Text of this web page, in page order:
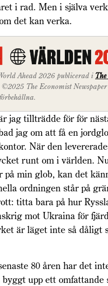
i rad. Men i själva
det kan verka.
Ahead 2026 publicerad i
©2025 The Economist
jag tillträdde för för
jag om att få en
När den
runt om i världen.
på min glob, kan det
ordningen står på
titta bara på hur
mot Ukraina för
är läget inte så dåligt
80 åren har det
upp ett omfattande